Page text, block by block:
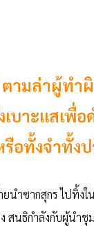
ามล่าผู้ทำ
บาะแสเพื่
อทั้งจำทั้ง
นำซากสุกร ไปทิ้ง
สนธิกำลังกับผู้นำ